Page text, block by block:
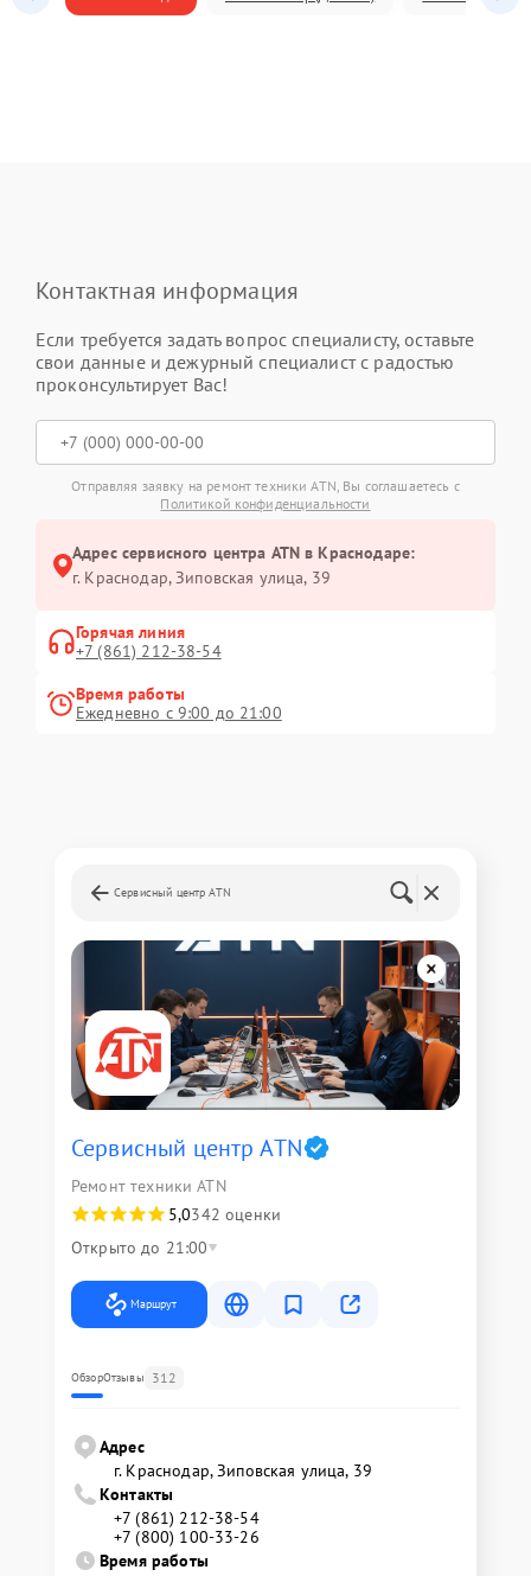
Контактная информация
Если требуется задать вопрос специалисту, оставьте
свои данные и дежурный специалист с радостью
проконсультирует Вас!
Отправляя заявку на ремонт техники ATN, Вы соглашаетесь с
Политикой конфиденциальности
Адрес сервисного центра ATN в Краснодаре:
г. Краснодар, Зиповская улица, 39
Горячая линия
+7 (861) 212-38-54
Время работы
Ежедневно с 9:00 до 21:00
Сервисный центр ATN
Сервисный центр ATN
Ремонт техники ATN
5,0342 оценки
Открыто до 21:00
Маршрут
ОбзорОтзывы 312
Адрес
г. Краснодар, Зиповская улица, 39
Контакты
+7 (861) 212-38-54
+7 (800) 100-33-26
Время работы